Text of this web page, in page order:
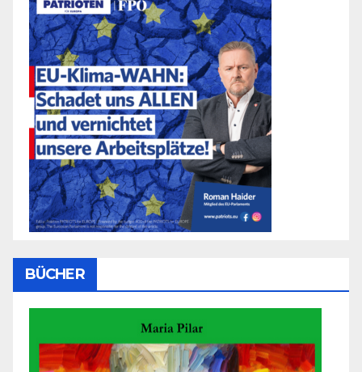
BÜCHER